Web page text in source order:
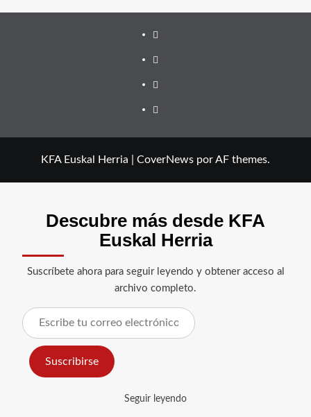
Twitter
YouTube
Telegram
Facebook
KFA Euskal Herria CoverNews por AF themes.
Descubre más desde KFA
Euskal Herria
Suscríbete ahora para seguir leyendo y obtener acceso al
archivo completo.
Escribe
tu
correo
electrónico…
Suscribirse
Seguir leyendo